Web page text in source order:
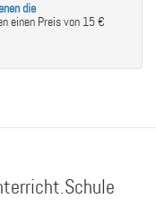
die
einen Preis von 15 €